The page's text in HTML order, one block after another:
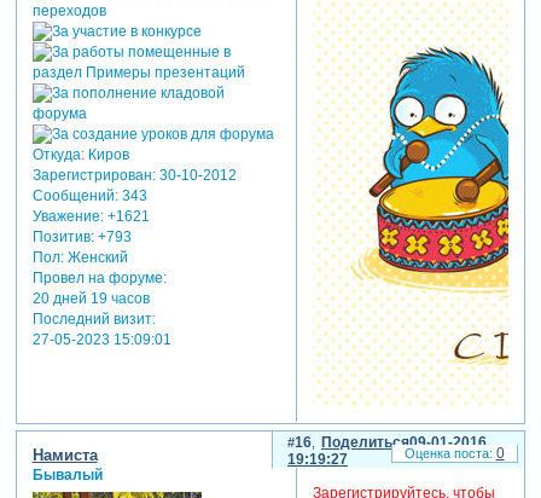
Откуда:Киров
Зарегистрирован: 30-10-2012
Сообщений:343
Уважение: +1621
Позитив: +793
Пол:Женский
Провел на форуме:
20 дней 19 часов
Последний визит:
27-05-2023 15:09:01
Поделиться
16
09-01-2016
19:19:27
Намиста
Бывалый
Зарегистрируйтесь, чтобы
0